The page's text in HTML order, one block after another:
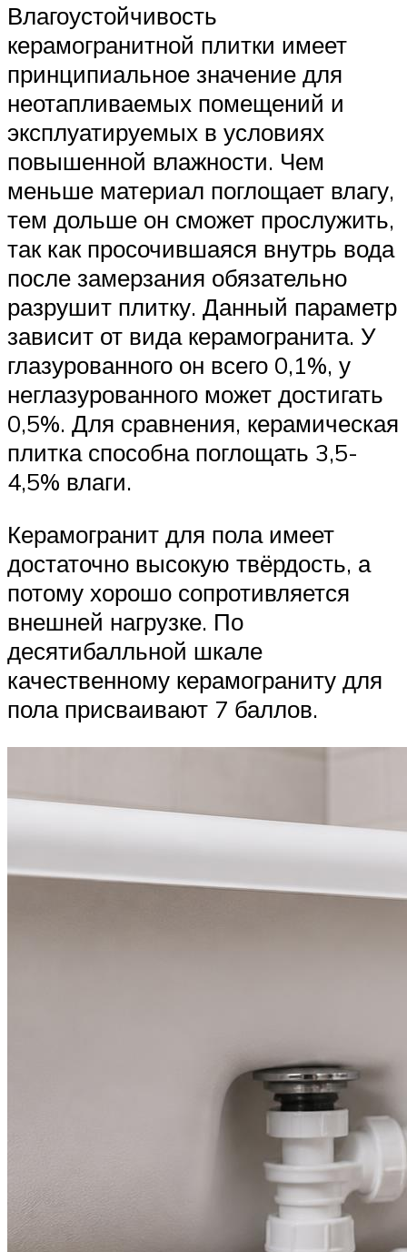
Влагоустойчивость
керамогранитной плитки имеет
принципиальное значение для
неотапливаемых помещений и
эксплуатируемых в условиях
повышенной влажности. Чем
меньше материал поглощает влагу,
тем дольше он сможет прослужить,
так как просочившаяся внутрь вода
после замерзания обязательно
разрушит плитку. Данный параметр
зависит от вида керамогранита. У
глазурованного он всего 0,1%, у
неглазурованного может достигать
0,5%. Для сравнения, керамическая
плитка способна поглощать 3,5-
4,5% влаги.
Керамогранит для пола имеет
достаточно высокую твёрдость, а
потому хорошо сопротивляется
внешней нагрузке. По
десятибалльной шкале
качественному керамограниту для
пола присваивают 7 баллов.